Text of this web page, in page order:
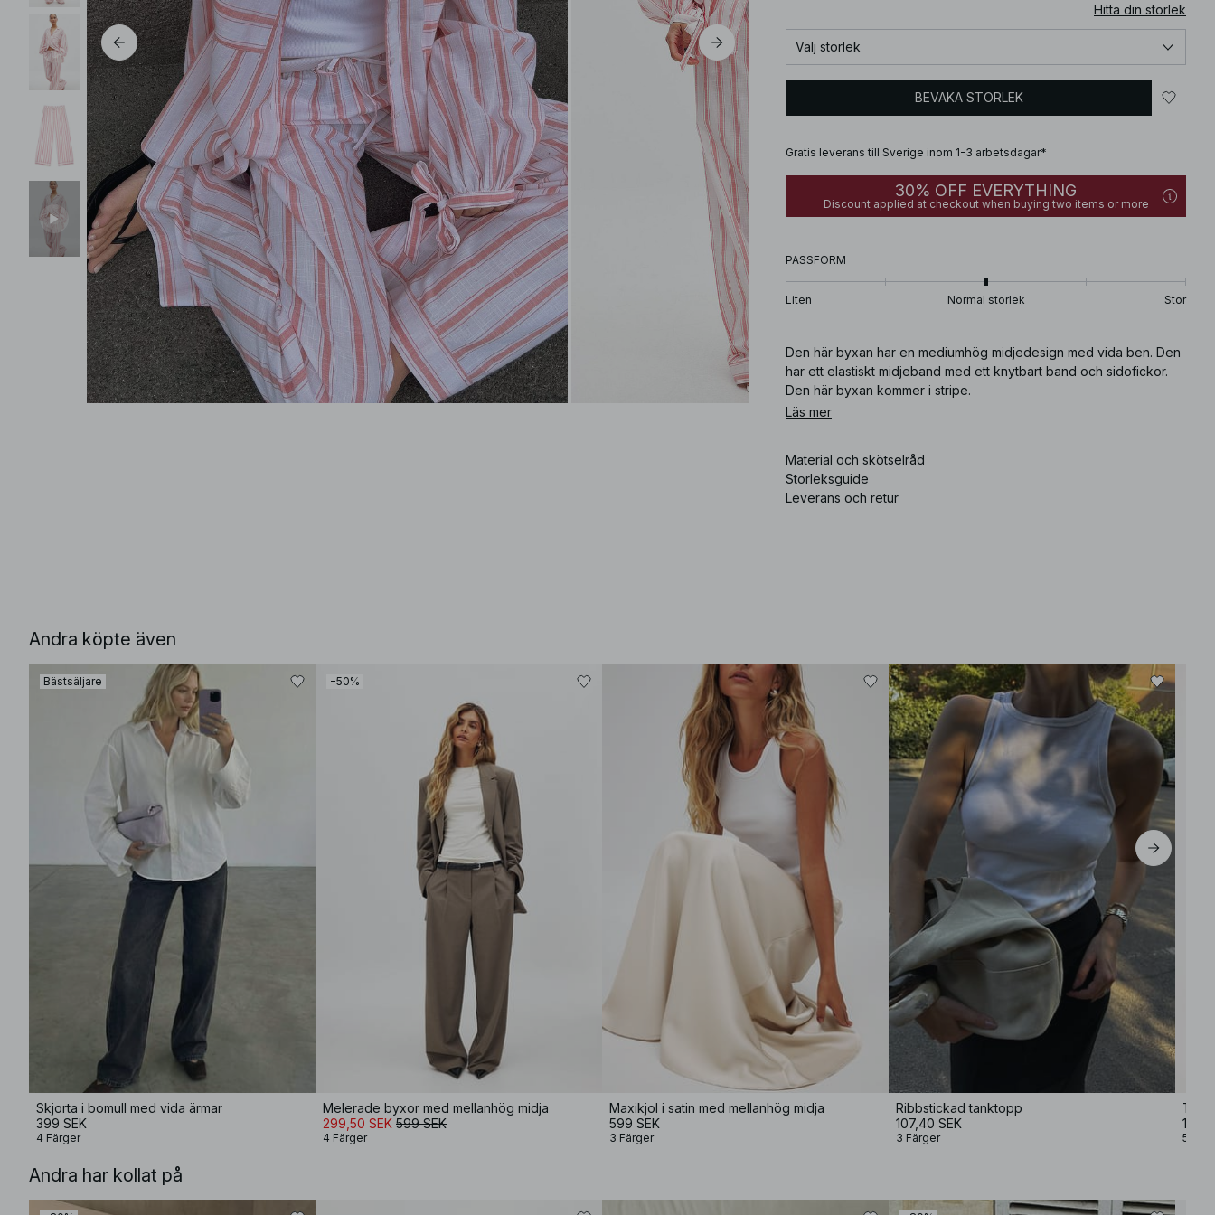
Hitta din storlek
Välj storlek
BEVAKA STORLEK
Gratis leverans till Sverige inom 1-3 arbetsdagar*
30% OFF EVERYTHING
Discount applied at checkout when buying two items or more
PASSFORM
Liten Normal storlek Stor
Den här byxan har en mediumhög midjedesign med vida ben. Den
har ett elastiskt midjeband med ett knytbart band och sidofickor.
Den här byxan kommer i stripe.
Läs mer
Material och skötselråd
Storleksguide
Leverans och retur
Andra köpte även
Bästsäljare
Skjorta i bomull med vida ärmar
399 SEK
4 Färger
−50%
Melerade byxor med mellanhög midja
299,50 SEK 599 SEK
4 Färger
Maxikjol i satin med mellanhög midja
599 SEK
3 Färger
Ribbstickad tanktopp
107,40 SEK
3 Färger
T-
5
Andra har kollat på